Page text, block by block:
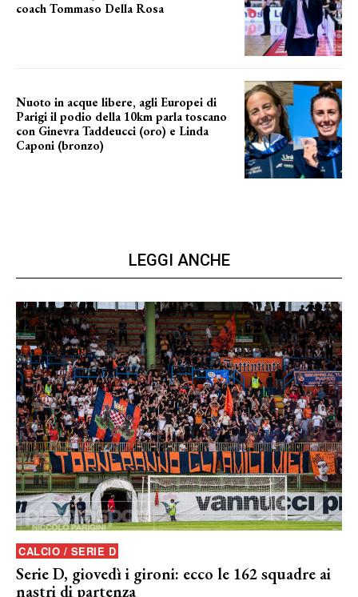
coach Tommaso Della Rosa
Nuoto in acque libere, agli Europei di
Parigi il podio della 10km parla toscano
con Ginevra Taddeucci (oro) e Linda
Caponi (bronzo)
LEGGI ANCHE
CALCIO / SERIE D
Serie D, giovedì i gironi: ecco le 162 squadre ai
nastri di partenza